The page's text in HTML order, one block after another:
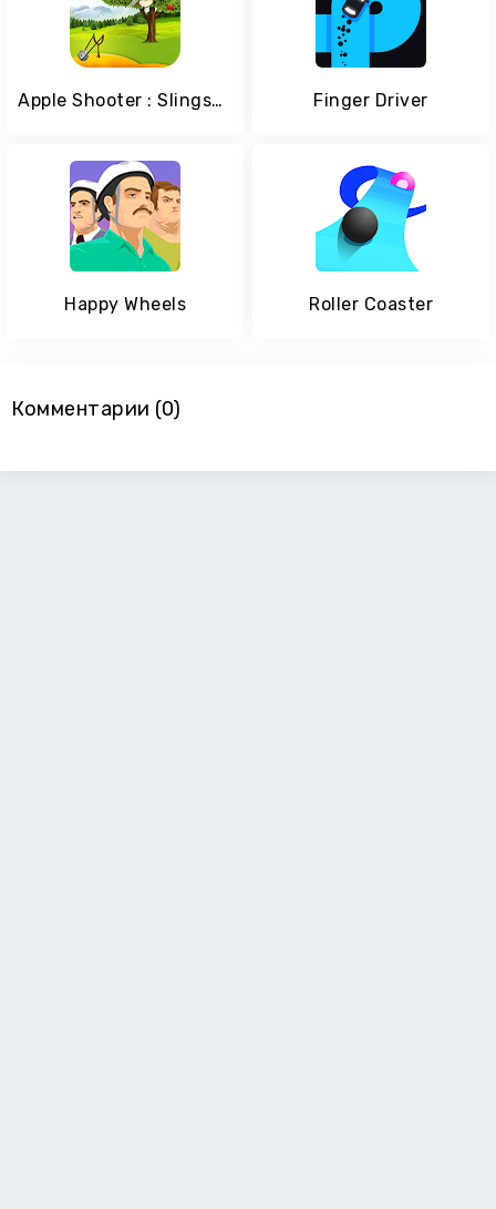
Apple Shooter : Slingshot Knockdown Shooting Games Finger Driver
Happy Wheels Roller Coaster
Комментарии (0)